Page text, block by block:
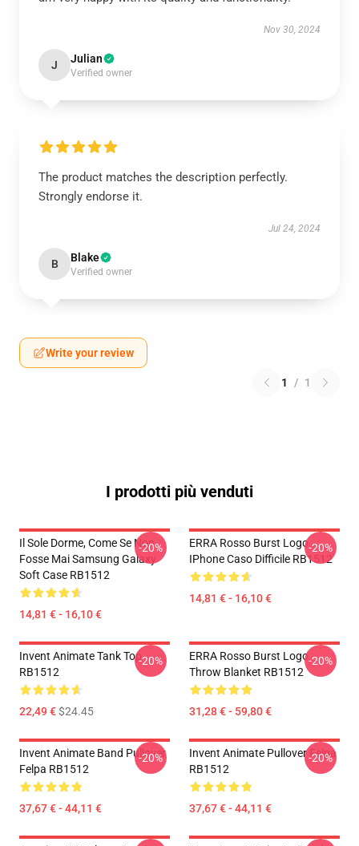
Nov 30, 2024
J Julian
Verified owner
The product matches the description perfectly.
Strongly endorse it.
Jul 24, 2024
B Blake
Verified owner
Write your review
1 / 1
I prodotti più venduti
Il Sole Dorme, Come Se Non
Fosse Mai Samsung Galaxy
Soft Case RB1512
14,81 € - 16,10 €
-20%
ERRA Rosso Burst Logo
IPhone Caso Difficile RB1512
14,81 € - 16,10 €
-20%
Invent Animate Tank Top
RB1512
22,49 €$24.45
-20%
ERRA Rosso Burst Logo
Throw Blanket RB1512
31,28 € - 59,80 €
-20%
Invent Animate Band Pullover
Felpa RB1512
37,67 € - 44,11 €
-20%
Invent Animate Pullover Felpa
RB1512
37,67 € - 44,11 €
-20%